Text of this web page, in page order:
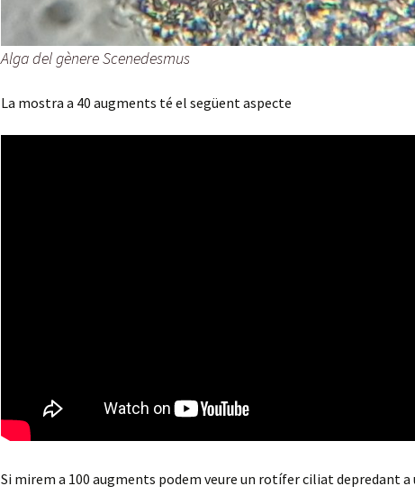
Alga del gènere Scenedesmus
La mostra a 40 augments té el següent aspecte
Si mirem a 100 augments podem veure un rotífer ciliat depredant